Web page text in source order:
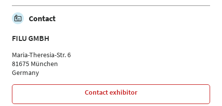
Contact
FILU GMBH
Maria-Theresia-Str. 6
81675 München
Germany
Contact exhibitor